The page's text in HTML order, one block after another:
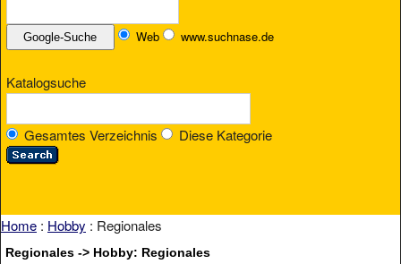
Web www.suchnase.de
Katalogsuche
Gesamtes Verzeichnis Diese Kategorie
Home : Hobby : Regionales
Regionales -> Hobby: Regionales